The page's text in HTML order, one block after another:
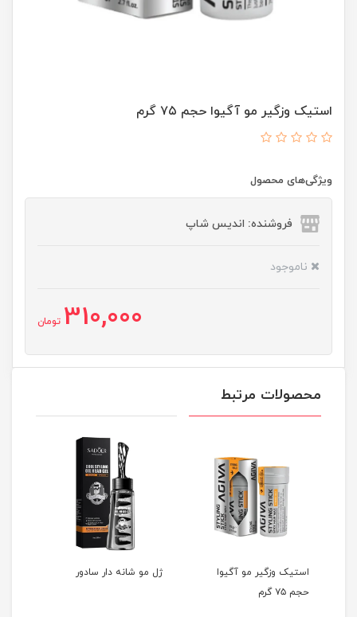
استیک وزگیر مو آگیوا حجم ۷۵ گرم
ویژگی‌های محصول
فروشنده: اندیس شاپ
ناموجود
310,000 تومان
محصولات مرتبط
ژل مو شانه دار سادور